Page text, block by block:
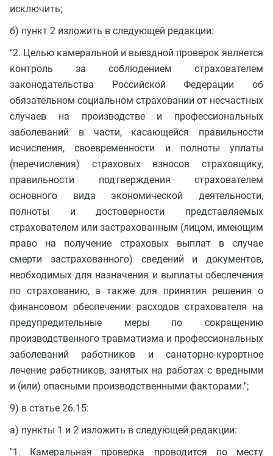
исключить;
б) пункт 2 изложить в следующей редакции:
"2. Целью камеральной и выездной проверок является
контроль за соблюдением страхователем
законодательства Российской Федерации об
обязательном социальном страховании от несчастных
случаев на производстве и профессиональных
заболеваний в части, касающейся правильности
исчисления, своевременности и полноты уплаты
(перечисления) страховых взносов страховщику,
правильности подтверждения страхователем
основного вида экономической деятельности,
полноты и достоверности представляемых
страхователем или застрахованным (лицом, имеющим
право на получение страховых выплат в случае
смерти застрахованного) сведений и документов,
необходимых для назначения и выплаты обеспечения
по страхованию, а также для принятия решения о
финансовом обеспечении расходов страхователя на
предупредительные меры по сокращению
производственного травматизма и профессиональных
заболеваний работников и санаторно-курортное
лечение работников, занятых на работах с вредными
и (или) опасными производственными факторами.";
9) в статье 26.15:
а) пункты 1 и 2 изложить в следующей редакции:
"1. Камеральная проверка проводится по месту